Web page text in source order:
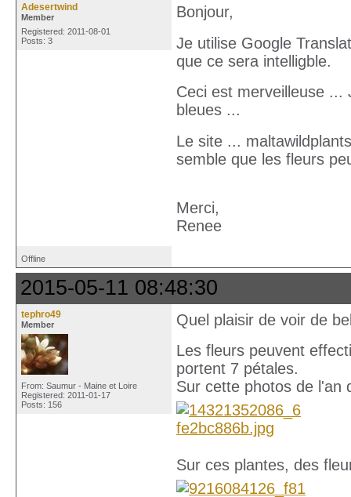
Adesertwind
Member
Registered: 2011-08-01
Posts: 3
Bonjour,
Je utilise Google
que ce sera intelligble.
Ceci est merveilleuse ...
bleues ...
Le site ...
semble que les fleurs
Merci,
Renee
Offline
2015-05-11 08:48:30
tephro49
Member
From: Saumur - Maine et Loire
Registered: 2011-01-17
Posts: 156
Quel plaisir de voir de
Les fleurs peuvent
portent 7 pétales.
Sur cette photos de l'an
Sur ces plantes, des